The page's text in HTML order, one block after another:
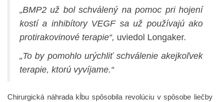
„BMP2 už bol schválený na pomoc pri hojení
kostí a inhibítory VEGF sa už používajú ako
protirakovinové terapie“, uviedol Longaker.
„To by pomohlo urýchliť schválenie akejkoľvek
terapie, ktorú vyvíjame.“
Chirurgická náhrada kĺbu spôsobila revolúciu v spôsobe liečby